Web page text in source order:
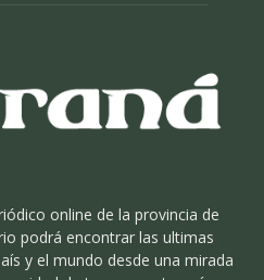
online de la provincia de
podrá encontrar las ultimas
y el mundo desde una mirada